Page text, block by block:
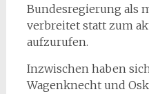
Bundesregierung als
verbreitet statt zum
aufzurufen.
Inzwischen haben
Wagenknecht und